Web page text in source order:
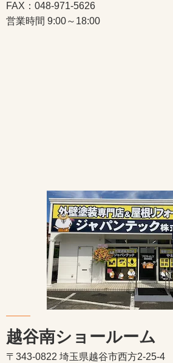
FAX：048-971-5626
営業時間 9:00～18:00
越谷南ショールーム
〒343-0822 埼玉県越谷市西方2-25-4